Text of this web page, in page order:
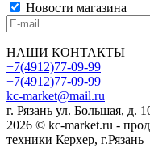
Новости магазина
НАШИ КОНТАКТЫ
+7(4912)77-09-99
+7(4912)77-09-99
kc-market@mail.ru
г. Рязань ул. Большая, д.
2026 © kc-market.ru -
техники Керхер, г.Рязань